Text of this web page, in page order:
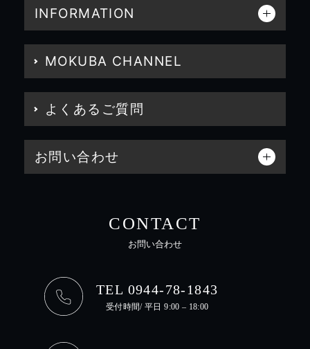
INFORMATION
MOKUBA CHANNEL
よくあるご質問
お問い合わせ
CONTACT
お問い合わせ
TEL 0944-78-1843
受付時間/ 平日 9:00 – 18:00